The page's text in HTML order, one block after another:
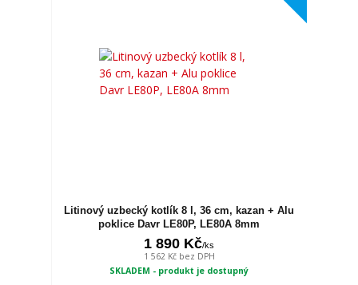
Litinový uzbecký kotlík 8 l, 36 cm, kazan + Alu
poklice Davr LE80P, LE80A 8mm
1 890 Kč/ks
1 562 Kč bez DPH
SKLADEM - produkt je dostupný